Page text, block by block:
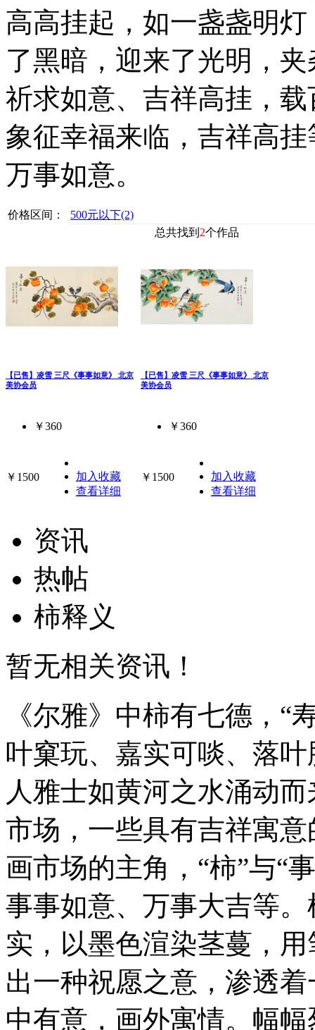
高高挂起，如一盏盏明
了黑暗，迎来了光明，
祈求如意、吉祥高挂，
象征幸福来临，吉祥高
万事如意。
价格区间： 500元以下(2)
总共找到 2个作品
【已售】凌雪 三尺《事事如意》 北京
美协会员
￥360
￥1500
加入收藏
查看详细
【已售】凌雪 三尺《事事如意》 北京
美协会员
￥360
￥1500
加入收藏
查看详细
资讯
热帖
柿释义
暂无相关资讯！
《尔雅》中柿有七德，“
叶窠玩、嘉实可啖、落
人雅士如黄河之水涌动
市场，一些具有吉祥寓
画市场的主角，“柿”与“
事事如意、万事大吉等
实，以墨色渲染茎蔓，
出一种祝愿之意，渗透
中有意，画外寓情。幅